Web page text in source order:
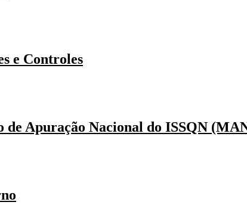
e Controles
de Apuração Nacional do ISSQN